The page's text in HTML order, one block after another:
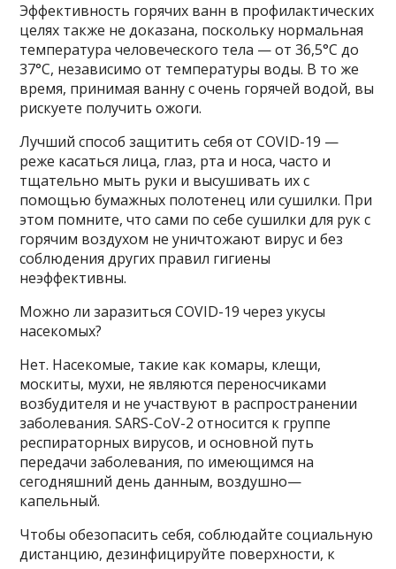
Эффективность горячих ванн в профилактических
целях также не доказана, поскольку нормальная
температура человеческого тела — от 36,5°C до
37°C, независимо от температуры воды. В то же
время, принимая ванну с очень горячей водой, вы
рискуете получить ожоги.
Лучший способ защитить себя от COVID-19 —
реже касаться лица, глаз, рта и носа, часто и
тщательно мыть руки и высушивать их с
помощью бумажных полотенец или сушилки. При
этом помните, что сами по себе сушилки для рук с
горячим воздухом не уничтожают вирус и без
соблюдения других правил гигиены
неэффективны.
Можно ли заразиться COVID-19 через укусы
насекомых?
Нет. Насекомые, такие как комары, клещи,
москиты, мухи, не являются переносчиками
возбудителя и не участвуют в распространении
заболевания. SARS-CoV-2 относится к группе
респираторных вирусов, и основной путь
передачи заболевания, по имеющимся на
сегодняшний день данным, воздушно—
капельный.
Чтобы обезопасить себя, соблюдайте социальную
дистанцию, дезинфицируйте поверхности, к